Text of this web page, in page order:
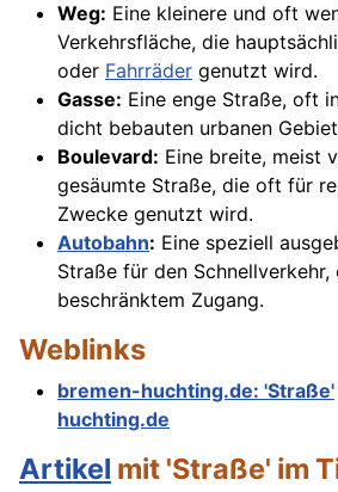
Weg: Eine kleinere und oft
Verkehrsfläche, die
oder Fahrräder genutzt wird.
Gasse: Eine enge Straße, oft
dicht bebauten urbanen
Boulevard: Eine breite, meist
gesäumte Straße, die oft für
Zwecke genutzt wird.
Autobahn: Eine speziell
Straße für den
beschränktem Zugang.
Weblinks
bremen-huchting.de: 'Straße'
huchting.de
Artikel mit 'Straße' im